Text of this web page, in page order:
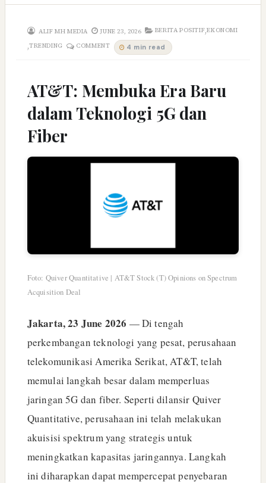
ALIF MH MEDIA JUNE 23, 2026 BERITA POSITIF,EKONOMI
,TRENDING COMMENT 4 min read
AT&T: Membuka Era Baru
dalam Teknologi 5G dan
Fiber
Foto: Quiver Quantitative | AT&T Stock (T) Opinions on Spectrum
Acquisition Deal
Jakarta, 23 June 2026 — Di tengah
perkembangan teknologi yang pesat, perusahaan
telekomunikasi Amerika Serikat, AT&T, telah
memulai langkah besar dalam memperluas
jaringan 5G dan fiber. Seperti dilansir Quiver
Quantitative, perusahaan ini telah melakukan
akuisisi spektrum yang strategis untuk
meningkatkan kapasitas jaringannya. Langkah
ini diharapkan dapat mempercepat penyebaran